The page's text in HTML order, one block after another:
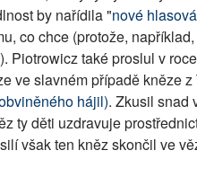
by nařídila "nové
co chce (protože,
Piotrowicz také proslul v
ve slavném případě kněze
hájil). Zkusil snad
ty děti uzdravuje
však ten kněz skončil ve